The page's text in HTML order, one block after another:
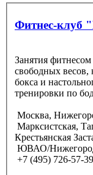
Фитнес-клуб
Занятия
свободных весов,
бокса и
тренировки по
Москва,
Марксистская,
Крестьянская
ЮВАО/
+7 (495) 726-57-